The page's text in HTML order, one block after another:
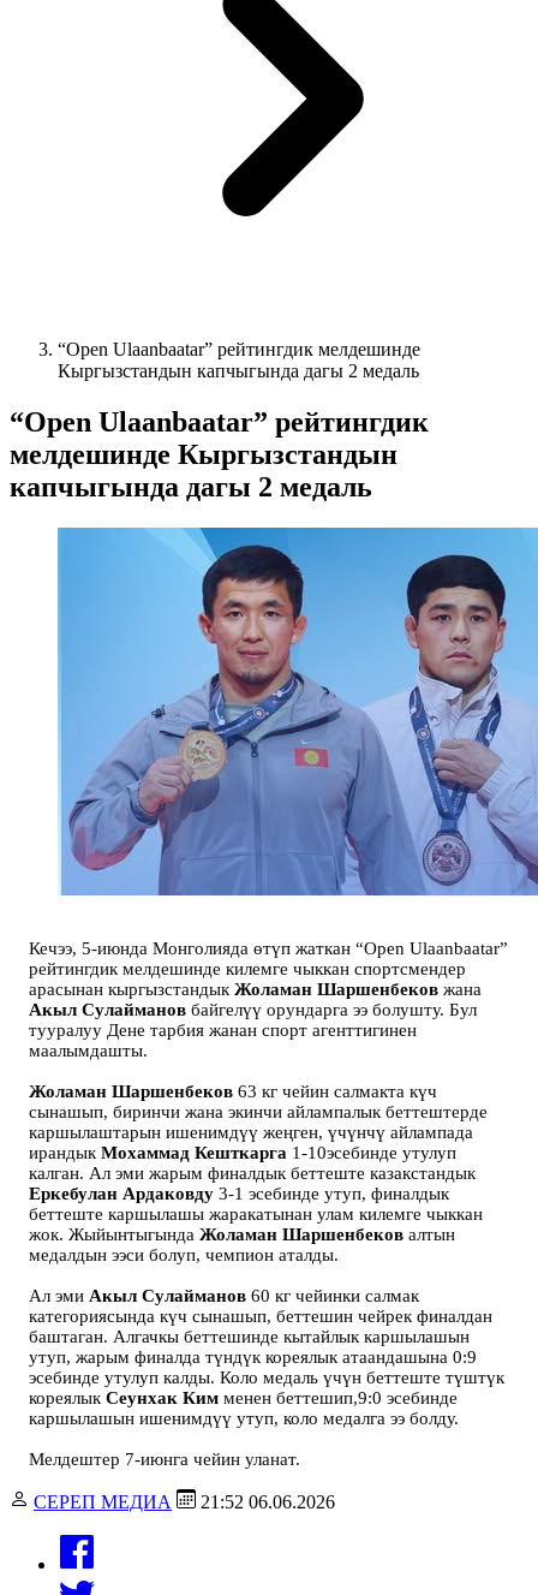
“Open Ulaanbaatar” рейтингдик мелдешинде
Кыргызстандын капчыгында дагы 2 медаль
“Open Ulaanbaatar” рейтингдик
мелдешинде Кыргызстандын
капчыгында дагы 2 медаль
Кечээ, 5-июнда Монголияда өтүп жаткан “Open Ulaanbaatar”
рейтингдик мелдешинде килемге чыккан спортсмендер
арасынан кыргызстандык Жоламан Шаршенбеков жана
Акыл Сулайманов байгелүү орундарга ээ болушту. Бул
тууралуу Дене тарбия жанан спорт агенттигинен
маалымдашты.
Жоламан Шаршенбеков 63 кг чейин салмакта күч
сынашып, биринчи жана экинчи айлампалык беттештерде
каршылаштарын ишенимдүү жеңген, үчүнчү айлампада
ирандык Мохаммад Кешткарга 1-10эсебинде утулуп
калган. Ал эми жарым финалдык беттеште казакстандык
Еркебулан Ардаковду 3-1 эсебинде утуп, финалдык
беттеште каршылашы жаракатынан улам килемге чыккан
жок. Жыйынтыгында Жоламан Шаршенбеков алтын
медалдын ээси болуп, чемпион аталды.
Ал эми Акыл Сулайманов 60 кг чейинки салмак
категориясында күч сынашып, беттешин чейрек финалдан
баштаган. Алгачкы беттешинде кытайлык каршылашын
утуп, жарым финалда түндүк кореялык атаандашына 0:9
эсебинде утулуп калды. Коло медаль үчүн беттеште түштүк
кореялык Сеунхак Ким менен беттешип,9:0 эсебинде
каршылашын ишенимдүү утуп, коло медалга ээ болду.
Мелдештер 7-июнга чейин уланат.
СЕРЕП МЕДИА 21:52 06.06.2026